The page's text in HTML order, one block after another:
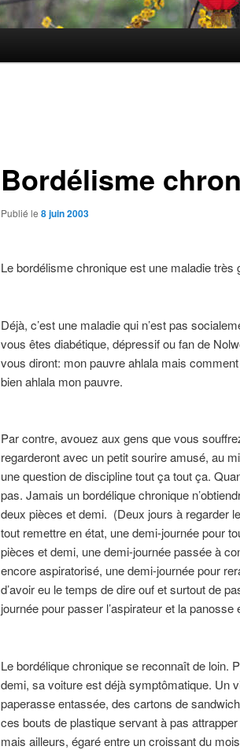
Bordélisme
Publié le 8 juin 2003
Le bordélisme chronique est une maladie très
Déjà, c’est une maladie qui n’est pas
vous êtes diabétique, dépressif ou fan de
vous diront: mon pauvre ahlala mais
bien ahlala mon pauvre.
Par contre, avouez aux gens que vous
regarderont avec un petit sourire amusé, au
une question de discipline tout ça tout ça.
pas. Jamais un bordélique chronique
deux pièces et demi. (Deux jours à regarder
tout remettre en état, une demi-journée pour
pièces et demi, une demi-journée passée à
encore aspiratorisé, une demi-journée pour
d’avoir eu le temps de dire ouf et surtout de
journée pour passer l’aspirateur et la
Le bordélique chronique se reconnaît de loin.
demi, sa voiture est déjà symptômatique. Un
paperasse entassée, des cartons de
ces bouts de plastique servant à pas attrapper
mais ailleurs, égaré entre un croissant du